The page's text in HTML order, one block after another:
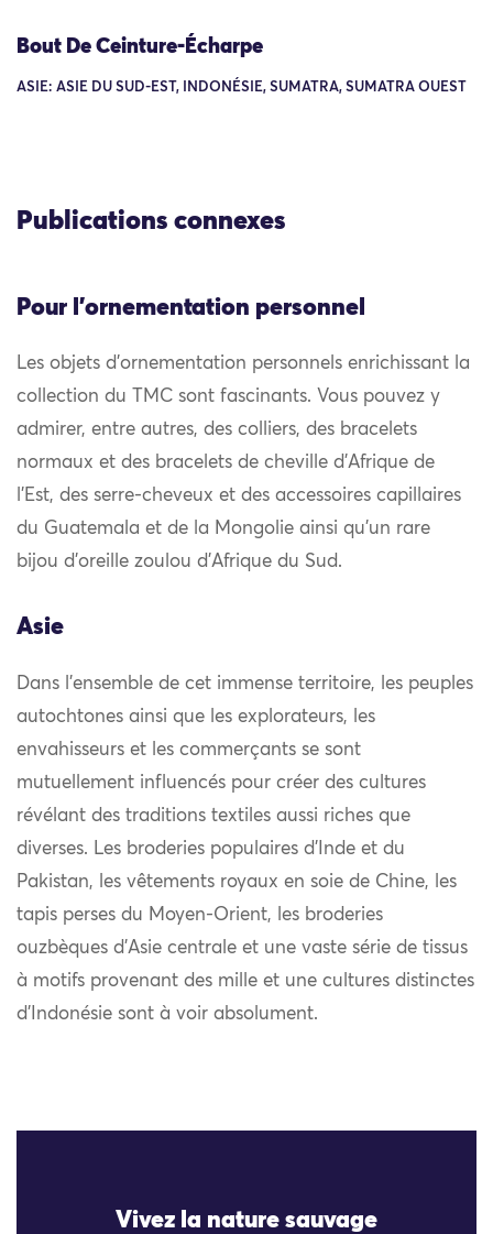
Bout De Ceinture-Écharpe
ASIE: ASIE DU SUD-EST, INDONÉSIE, SUMATRA, SUMATRA OUEST
Publications connexes
Pour l'ornementation personnel
Les objets d’ornementation personnels enrichissant la
collection du TMC sont fascinants. Vous pouvez y
admirer, entre autres, des colliers, des bracelets
normaux et des bracelets de cheville d’Afrique de
l’Est, des serre-cheveux et des accessoires capillaires
du Guatemala et de la Mongolie ainsi qu’un rare
bijou d’oreille zoulou d’Afrique du Sud.
Asie
Dans l’ensemble de cet immense territoire, les peuples
autochtones ainsi que les explorateurs, les
envahisseurs et les commerçants se sont
mutuellement influencés pour créer des cultures
révélant des traditions textiles aussi riches que
diverses. Les broderies populaires d’Inde et du
Pakistan, les vêtements royaux en soie de Chine, les
tapis perses du Moyen-Orient, les broderies
ouzbèques d’Asie centrale et une vaste série de tissus
à motifs provenant des mille et une cultures distinctes
d’Indonésie sont à voir absolument.
Vivez la nature sauvage